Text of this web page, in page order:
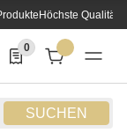
Höchste Qualität
SUCHEN
Notifizierungen
0
0 Produkte in der